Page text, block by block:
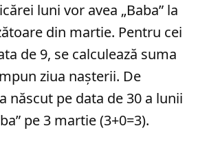
luni vor avea „Baba” la
din martie. Pentru cei
de 9, se calculează suma
ziua nașterii. De
născut pe data de 30 a lunii
pe 3 martie (3+0=3).